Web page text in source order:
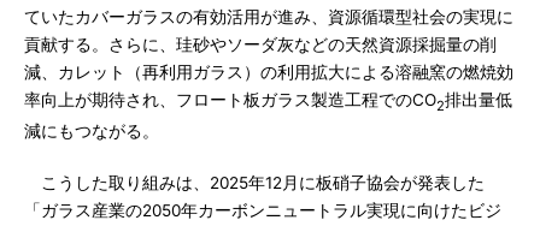
ていたカバーガラスの有効活用が進み、資源循環型社会の実現に
貢献する。さらに、珪砂やソーダ灰などの天然資源採掘量の削
減、カレット（再利用ガラス）の利用拡大による溶融窯の燃焼効
率向上が期待され、フロート板ガラス製造工程でのCO2排出量低
減にもつながる。
こうした取り組みは、2025年12月に板硝子協会が発表した
「ガラス産業の2050年カーボンニュートラル実現に向けたビジ